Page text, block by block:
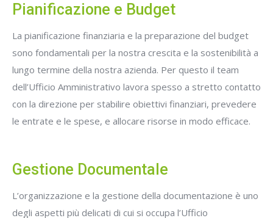
Pianificazione e Budget
La pianificazione finanziaria e la preparazione del budget
sono fondamentali per la nostra crescita e la sostenibilità a
lungo termine della nostra azienda. Per questo il team
dell’Ufficio Amministrativo lavora spesso a stretto contatto
con la direzione per stabilire obiettivi finanziari, prevedere
le entrate e le spese, e allocare risorse in modo efficace.
Gestione Documentale
L’organizzazione e la gestione della documentazione è uno
degli aspetti più delicati di cui si occupa l’Ufficio